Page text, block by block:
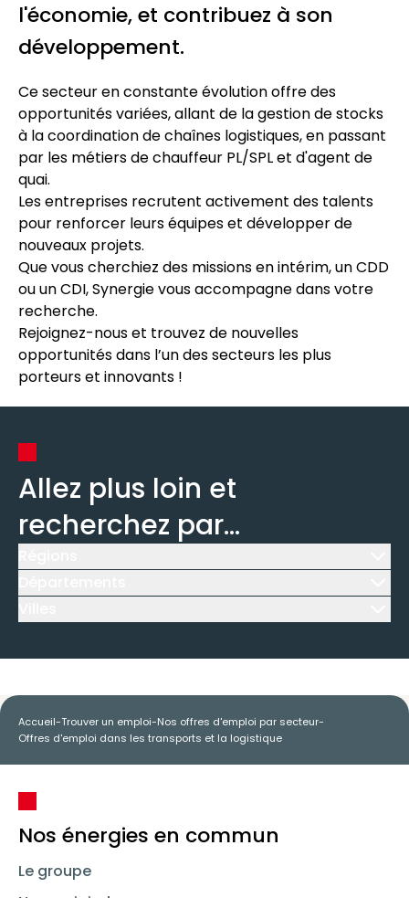
l'économie, et contribuez à son
développement.
Ce secteur en constante évolution offre des
opportunités variées, allant de la gestion de stocks
à la coordination de chaînes logistiques, en passant
par les métiers de chauffeur PL/SPL et d'agent de
quai.
Les entreprises recrutent activement des talents
pour renforcer leurs équipes et développer de
nouveaux projets.
Que vous cherchiez des missions en intérim, un CDD
ou un CDI, Synergie vous accompagne dans votre
recherche.
Rejoignez-nous et trouvez de nouvelles
opportunités dans l’un des secteurs les plus
porteurs et innovants !
Allez plus loin et
recherchez par...
Accueil-Trouver un emploi-Nos offres d'emploi par secteur-
Offres d'emploi dans les transports et la logistique
Nos énergies en commun
Le groupe